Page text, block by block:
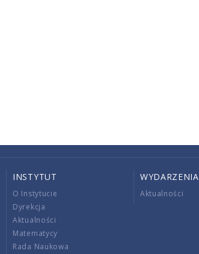
INSTYTUT
O Instytucie
Dyrekcja
Aktualności
Matematycy
Rada Naukowa
WYDARZENIA
Aktualności